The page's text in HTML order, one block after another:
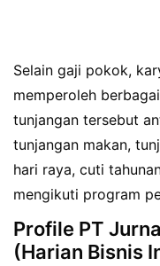
Selain gaji pokok,
memperoleh
tunjangan tersebut
tunjangan makan,
hari raya, cuti
mengikuti program
Profile PT
(Harian Bisnis